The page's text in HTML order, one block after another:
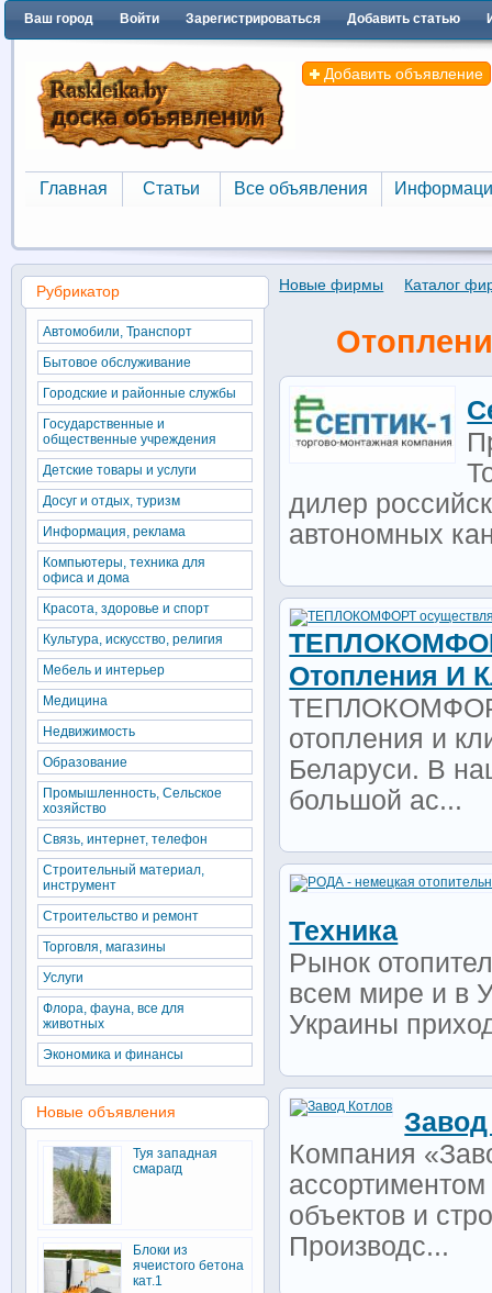
Ваш город Войти Зарегистрироваться Добавить статью
Добавить объявление
Главная
Главная
Статьи
Статьи
Все объявления
Все объявления
Новые фирмы Каталог
дилер
автономных
Отопления И
отопления и
Беларуси. В
большой ас...
Техника
Рынок
всем мире и в
Украины
Компания
объектов и
Производс...
Рубрикатор
Автомобили, Транспорт
Бытовое обслуживание
Городские и районные службы
Государственные и
общественные учреждения
Детские товары и услуги
Досуг и отдых, туризм
Информация, реклама
Компьютеры, техника для
офиса и дома
Красота, здоровье и спорт
Культура, искусство, религия
Мебель и интерьер
Медицина
Недвижимость
Образование
Промышленность, Сельское
хозяйство
Связь, интернет, телефон
Строительный материал,
инструмент
Строительство и ремонт
Торговля, магазины
Услуги
Флора, фауна, все для
животных
Экономика и финансы
Новые объявления
Туя западная
смарагд
Блоки из
ячеистого бетона
кат.1